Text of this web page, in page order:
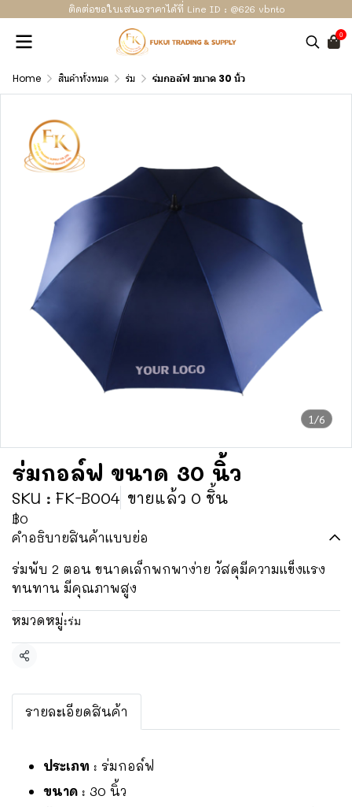
ติดต่อขอใบเสนอราคาได้ที่ Line ID : @626 vbnto
0
Home สินค้าทั้งหมด ร่ม ร่มกอล์ฟ ขนาด 30 นิ้ว
1/6
ร่มกอล์ฟ ขนาด 30 นิ้ว
SKU : FK-B004 ขายแล้ว 0 ชิ้น
฿0
คำอธิบายสินค้าแบบย่อ
ร่มพับ 2 ตอน ขนาดเล็กพกพาง่าย วัสดุมีความแข็งแรง
ทนทาน มีคุณภาพสูง
หมวดหมู่:ร่ม
แชร์
รายละเอียดสินค้า
ประเภท : ร่มกอล์ฟ
ขนาด : 30 นิ้ว